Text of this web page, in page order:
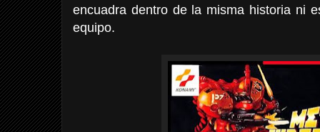
encuadra dentro de la misma historia ni
equipo.